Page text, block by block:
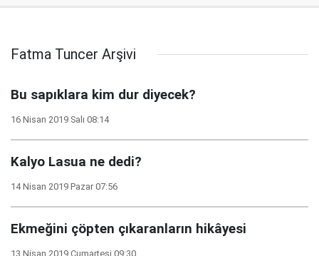
Fatma Tuncer Arşivi
Bu sapıklara kim dur diyecek?
16 Nisan 2019 Salı 08:14
Kalyo Lasua ne dedi?
14 Nisan 2019 Pazar 07:56
Ekmeğini çöpten çıkaranların hikâyesi
13 Nisan 2019 Cumartesi 09:30